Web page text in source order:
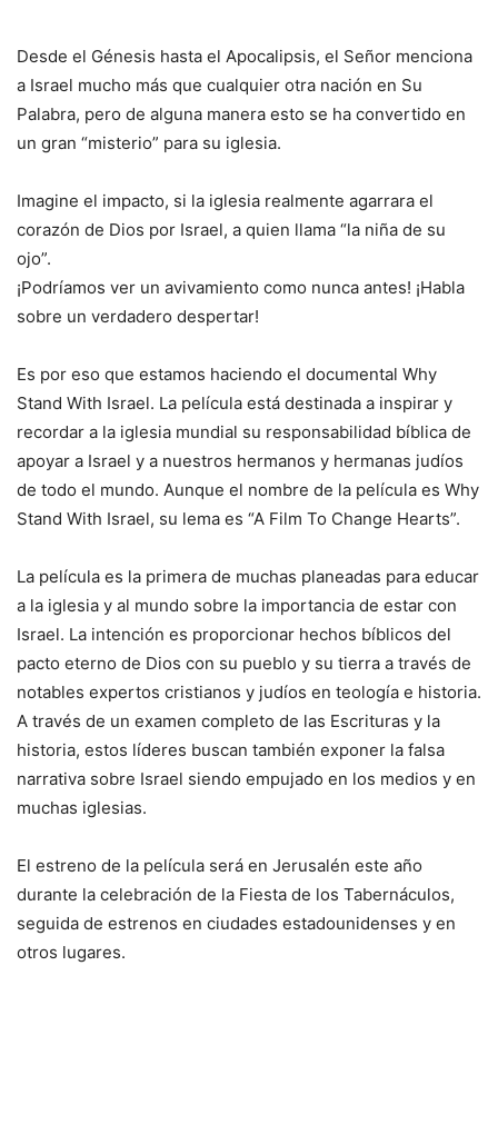
Desde el Génesis hasta el Apocalipsis, el Señor menciona
a Israel mucho más que cualquier otra nación en Su
Palabra, pero de alguna manera esto se ha convertido en
un gran “misterio” para su iglesia.
Imagine el impacto, si la iglesia realmente agarrara el
corazón de Dios por Israel, a quien llama “la niña de su
ojo”.
¡Podríamos ver un avivamiento como nunca antes! ¡Habla
sobre un verdadero despertar!
Es por eso que estamos haciendo el documental Why
Stand With Israel. La película está destinada a inspirar y
recordar a la iglesia mundial su responsabilidad bíblica de
apoyar a Israel y a nuestros hermanos y hermanas judíos
de todo el mundo. Aunque el nombre de la película es Why
Stand With Israel, su lema es “A Film To Change Hearts”.
La película es la primera de muchas planeadas para educar
a la iglesia y al mundo sobre la importancia de estar con
Israel. La intención es proporcionar hechos bíblicos del
pacto eterno de Dios con su pueblo y su tierra a través de
notables expertos cristianos y judíos en teología e historia.
A través de un examen completo de las Escrituras y la
historia, estos líderes buscan también exponer la falsa
narrativa sobre Israel siendo empujado en los medios y en
muchas iglesias.
El estreno de la película será en Jerusalén este año
durante la celebración de la Fiesta de los Tabernáculos,
seguida de estrenos en ciudades estadounidenses y en
otros lugares.